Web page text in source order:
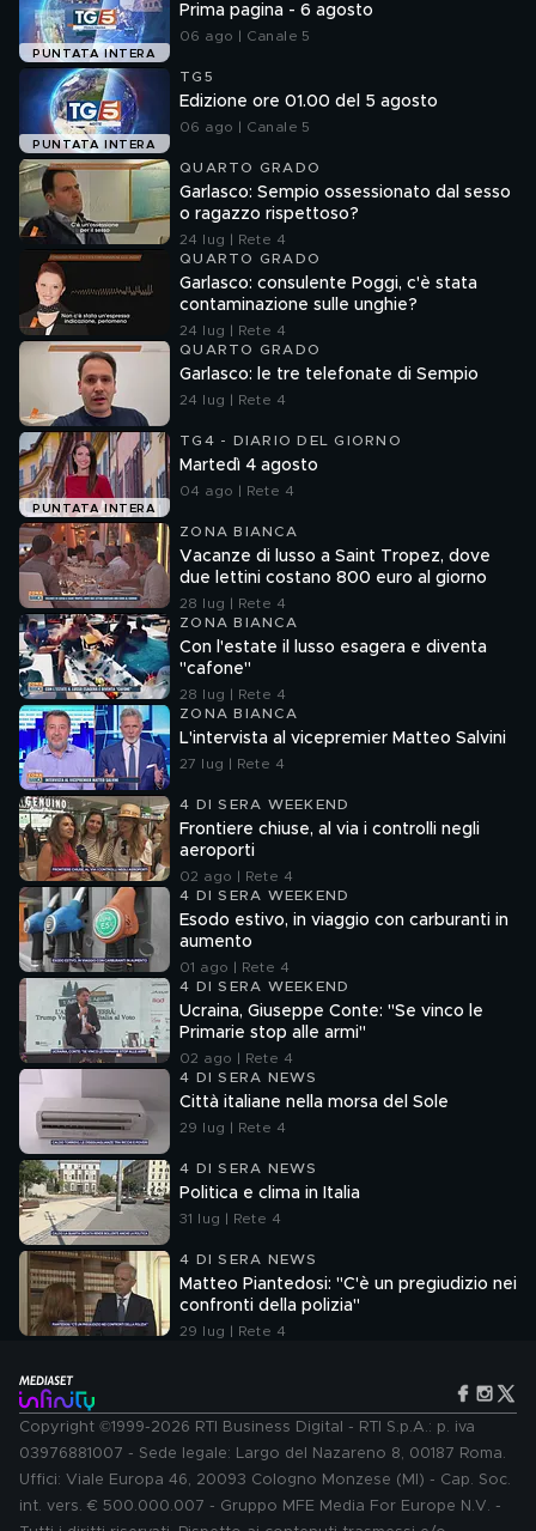
PUNTATA INTERA
Prima pagina - 6 agosto
06 ago | Canale 5
PUNTATA INTERA
TG5
Edizione ore 01.00 del 5 agosto
06 ago | Canale 5
QUARTO GRADO
Garlasco: Sempio ossessionato dal sesso
o ragazzo rispettoso?
24 lug | Rete 4
QUARTO GRADO
Garlasco: consulente Poggi, c'è stata
contaminazione sulle unghie?
24 lug | Rete 4
QUARTO GRADO
Garlasco: le tre telefonate di Sempio
24 lug | Rete 4
PUNTATA INTERA
TG4 - DIARIO DEL GIORNO
Martedì 4 agosto
04 ago | Rete 4
ZONA BIANCA
Vacanze di lusso a Saint Tropez, dove
due lettini costano 800 euro al giorno
28 lug | Rete 4
ZONA BIANCA
Con l'estate il lusso esagera e diventa
"cafone"
28 lug | Rete 4
ZONA BIANCA
L'intervista al vicepremier Matteo Salvini
27 lug | Rete 4
4 DI SERA WEEKEND
Frontiere chiuse, al via i controlli negli
aeroporti
02 ago | Rete 4
4 DI SERA WEEKEND
Esodo estivo, in viaggio con carburanti in
aumento
01 ago | Rete 4
4 DI SERA WEEKEND
Ucraina, Giuseppe Conte: "Se vinco le
Primarie stop alle armi"
02 ago | Rete 4
4 DI SERA NEWS
Città italiane nella morsa del Sole
29 lug | Rete 4
4 DI SERA NEWS
Politica e clima in Italia
31 lug | Rete 4
4 DI SERA NEWS
Matteo Piantedosi: "C'è un pregiudizio nei
confronti della polizia"
29 lug | Rete 4
Copyright ©1999-2026 RTI Business Digital - RTI S.p.A.: p. iva
03976881007 - Sede legale: Largo del Nazareno 8, 00187 Roma.
Uffici: Viale Europa 46, 20093 Cologno Monzese (MI) - Cap. Soc.
int. vers. € 500.000.007 - Gruppo MFE Media For Europe N.V. -